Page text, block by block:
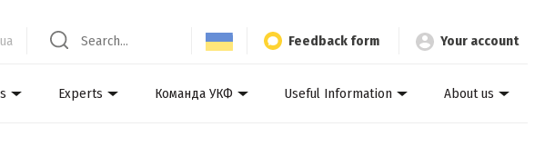
Feedback form Your account
Experts Команда УКФ Useful Information About us